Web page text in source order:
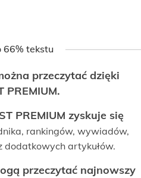
66% tekstu
przeczytać dzięki
PREMIUM.
PREMIUM zyskuje się
rankingów, wywiadów,
dodatkowych artykułów.
przeczytać najnowszy